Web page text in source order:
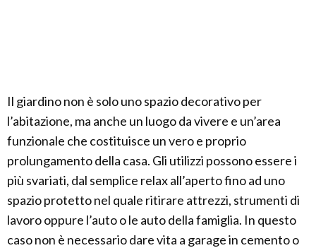
Il giardino non è solo uno spazio decorativo per
l’abitazione, ma anche un luogo da vivere e un’area
funzionale che costituisce un vero e proprio
prolungamento della casa. Gli utilizzi possono essere i
più svariati, dal semplice relax all’aperto fino ad uno
spazio protetto nel quale ritirare attrezzi, strumenti di
lavoro oppure l’auto o le auto della famiglia. In questo
caso non è necessario dare vita a garage in cemento o